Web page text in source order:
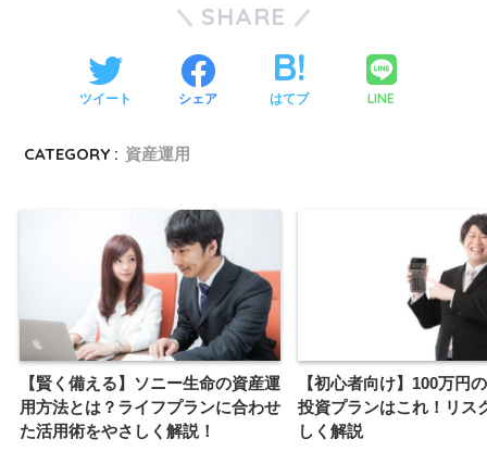
SHARE
ツイート シェア はてブ LINE
CATEGORY : 資産運用
【賢く備える】ソニー生命の資産運
用方法とは？ライフプランに合わせ
た活用術をやさしく解説！
【初心者向け】100万円
投資プランはこれ！リス
しく解説